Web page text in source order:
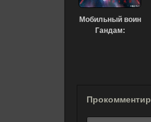
Мобильный воин
Гандам: